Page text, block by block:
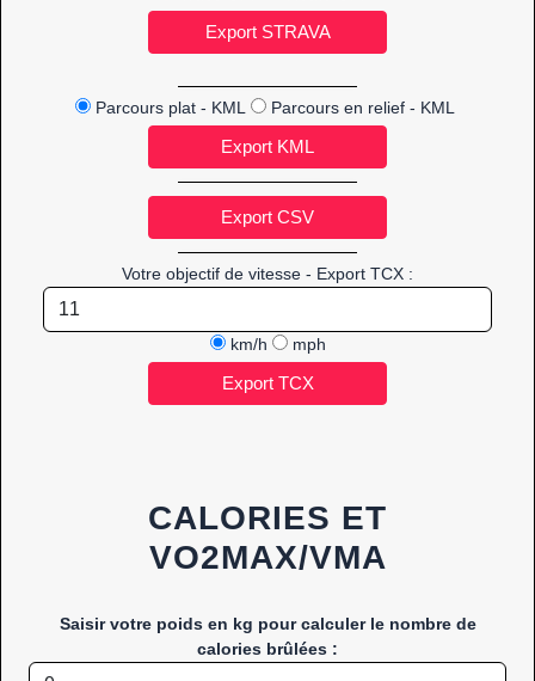
Parcours plat - KML Parcours en relief - KML
Votre objectif de vitesse - Export TCX :
km/h mph
CALORIES ET
VO2MAX/VMA
Saisir votre poids en kg pour calculer le nombre de
calories brûlées :